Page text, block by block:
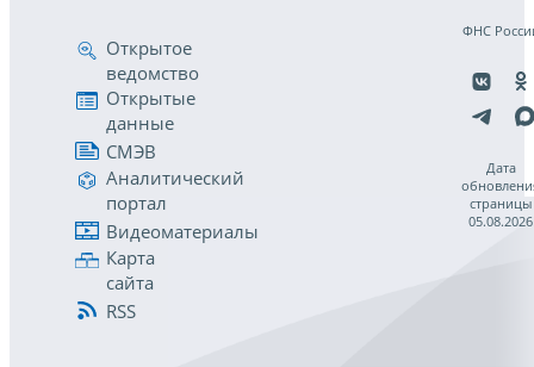
Открытое
ведомство
Открытые
данные
СМЭВ
Аналитический
портал
Видеоматериалы
Карта
сайта
RSS
ФНС
Дата
страницы
05.08.2026